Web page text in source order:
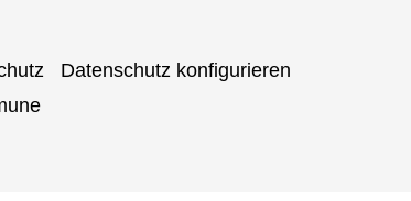
Datenschutz konfigurieren